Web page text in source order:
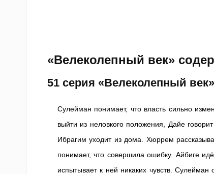
«Велеколепный век»
51 серия «Велеколепный
Сулейман понимает, что власть сильно
выйти из неловкого положения, Дайе
Ибрагим уходит из дома. Хюррем
понимает, что совершила ошибку. Айбиге
испытывает к ней никаких чувств.